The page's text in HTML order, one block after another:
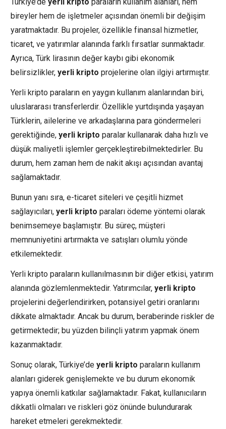
bireyler hem de işletmeler açısından önemli bir değişim
yaratmaktadır. Bu projeler, özellikle finansal hizmetler,
ticaret, ve yatırımlar alanında farklı fırsatlar sunmaktadır.
Ayrıca, Türk lirasının değer kaybı gibi ekonomik
belirsizlikler, yerli kripto projelerine olan ilgiyi artırmıştır.
Yerli kripto paraların en yaygın kullanım alanlarından biri,
uluslararası transferlerdir. Özellikle yurtdışında yaşayan
Türklerin, ailelerine ve arkadaşlarına para göndermeleri
gerektiğinde, yerli kripto paralar kullanarak daha hızlı ve
düşük maliyetli işlemler gerçekleştirebilmektedirler. Bu
durum, hem zaman hem de nakit akışı açısından avantaj
sağlamaktadır.
Bunun yanı sıra, e-ticaret siteleri ve çeşitli hizmet
sağlayıcıları, yerli kripto paraları ödeme yöntemi olarak
benimsemeye başlamıştır. Bu süreç, müşteri
memnuniyetini artırmakta ve satışları olumlu yönde
etkilemektedir.
Yerli kripto paraların kullanılmasının bir diğer etkisi, yatırım
alanında gözlemlenmektedir. Yatırımcılar, yerli kripto
projelerini değerlendirirken, potansiyel getiri oranlarını
dikkate almaktadır. Ancak bu durum, beraberinde riskler de
getirmektedir; bu yüzden bilinçli yatırım yapmak önem
kazanmaktadır.
Sonuç olarak, Türkiye’de yerli kripto paraların kullanım
alanları giderek genişlemekte ve bu durum ekonomik
yapıya önemli katkılar sağlamaktadır. Fakat, kullanıcıların
dikkatli olmaları ve riskleri göz önünde bulundurarak
hareket etmeleri gerekmektedir.